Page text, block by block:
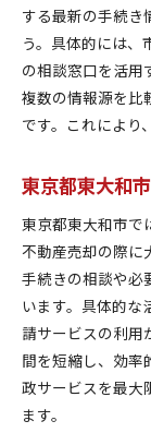
する最新の手続き
う。具体的には、
の相談窓口を活用
複数の情報源を比
です。これにより
東京都東大和
東京都東大和市で
不動産売却の際に
手続きの相談や必
います。具体的な
請サービスの利用
間を短縮し、効率
政サービスを最大
ます。